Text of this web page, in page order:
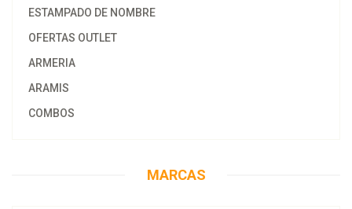
ESTAMPADO DE NOMBRE
OFERTAS OUTLET
ARMERIA
ARAMIS
COMBOS
MARCAS